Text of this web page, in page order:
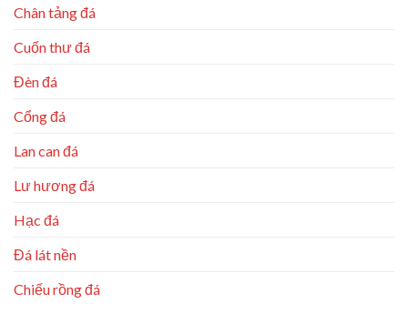
Chân tảng đá
Cuốn thư đá
Đèn đá
Cổng đá
Lan can đá
Lư hương đá
Hạc đá
Đá lát nền
Chiếu rồng đá